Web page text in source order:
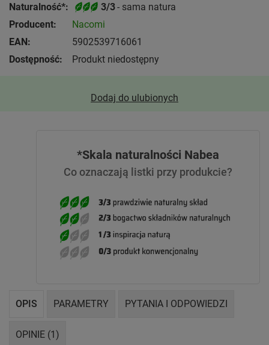
Dostępność: Produkt niedostępny
Dodaj do ulubionych
Naturalność*: 3/3- sama natura
Producent:
Nacomi
EAN:
5902539716061
*Skala naturalności Nabea
Co oznaczają listki przy produkcie?
OPIS PARAMETRY PYTANIA I ODPOWIEDZI
OPINIE (1)